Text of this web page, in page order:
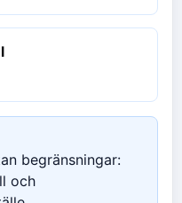
begränsningar:
och